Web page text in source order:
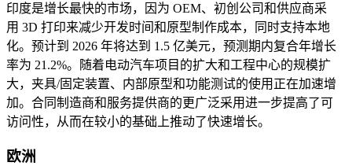
印度是增长最快的市场，因为 OEM、初创公司和供应商采
用 3D 打印来减少开发时间和原型制作成本，同时支持本地
化。预计到 2026 年将达到 1.5 亿美元，预测期内复合年增长
率为 21.2%。随着电动汽车项目的扩大和工程中心的规模扩
大，夹具/固定装置、内部原型和功能测试的使用正在加速增
加。合同制造商和服务提供商的更广泛采用进一步提高了可
访问性，从而在较小的基础上推动了快速增长。
欧洲